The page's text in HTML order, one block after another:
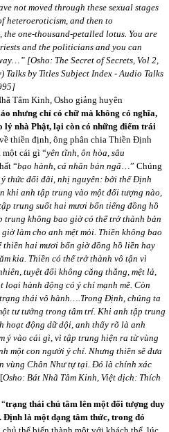
not moved through these sexual stages
heteroeroticism, and then to
the one-thousand-petalled lotus. You are
and the politicians and you can
[Osho: The Secret of Secrets, Vol 2,
Talks by Titles Subject Index - Audio Talks
Tâm Kinh, Osho giảng huyên
nhưng chỉ có chữ mà không có nghĩa,
lý nhà Phật, lại còn có những điểm trái
thiền định, ông phân chia Thiền Định
cái gì “yên tĩnh, ôn hòa, sâu
“bạo hành, cá nhân bản ngã…” Chúng
thức đối đãi, nhị nguyên: bởi thế Định
khi anh tập trung vào một đối tượng nào,
trung suốt hai mươi bốn tiếng đồng hồ
không bao giờ có thể trở thành bản
làm cho anh mệt mỏi. Thiền không bao
thiền hai mươi bốn giờ đồng hồ liền hay
kia. Thiền có thể trở thành vô tận vì
tuyệt đối không căng thẳng, mệt lả,
hành động có ý chí mạnh mẽ. Còn
thái vô hành….Trong Định, chúng ta
tư tưởng trong tâm trí. Khi anh tập trung
hoạt động dữ dội, anh thấy rõ là anh
ý vào cái gì, vì tập trung hiện ra từ vùng
một con người ý chí. Nhưng thiền sẽ đưa
vùng Chân Như tự tại. Đó là chính xác
[Osho: Bát Nhã Tâm Kinh, Việt dịch: Thích
trạng thái chú tâm lên một đối tượng duy
là một dạng tâm thức, trong đó